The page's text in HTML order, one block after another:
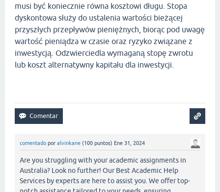
musi być koniecznie równa kosztowi długu. Stopa
dyskontowa służy do ustalenia wartości bieżącej
przyszłych przepływów pieniężnych, biorąc pod uwagę
wartość pieniądza w czasie oraz ryzyko związane z
inwestycją. Odzwierciedla wymaganą stopę zwrotu
lub koszt alternatywny kapitału dla inwestycji.
comentado por alvinkane (100 puntos) Ene 31, 2024
Are you struggling with your academic assignments in
Australia? Look no further! Our Best Academic Help
Services by experts are here to assist you. We offer top-